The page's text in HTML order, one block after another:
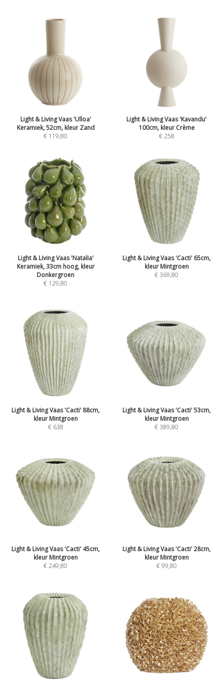
Light & Living Vaas 'Ulloa'
Keramiek, 52cm, kleur Zand
€ 119,80
Light & Living Vaas 'Kavandu'
100cm, kleur Crème
€258
Light & Living Vaas 'Natalia'
Keramiek, 33cm hoog, kleur
Donkergroen
€ 129,80
Light & Living Vaas 'Cacti' 65cm,
kleur Mintgroen
€369,80
Light & Living Vaas 'Cacti' 88cm,
kleur Mintgroen
€ 638
Light & Living Vaas 'Cacti' 53cm,
kleur Mintgroen
€389,80
Light & Living Vaas 'Cacti' 45cm,
kleur Mintgroen
€249,80
Light & Living Vaas 'Cacti' 28cm,
kleur Mintgroen
€99,80